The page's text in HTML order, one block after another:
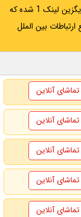
اگر از ایران به آدرس مخفی متصل هستید ، لینک 3 جایگزین لینک 1 شده که
بین الملل
تماشای آنلاین
تماشای آنلاین
تماشای آنلاین
تماشای آنلاین
تماشای آنلاین